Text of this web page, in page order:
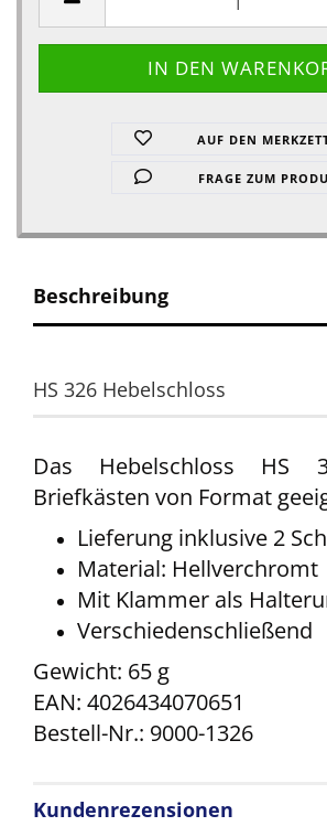
AUF DEN
FRAGE ZUM
Beschreibung
HS 326 Hebelschloss
Das Hebelschloss
Briefkästen von Format
Lieferung inklusive 2
Material: Hellverchromt
Mit Klammer als
Verschiedenschließend
Gewicht: 65 g
EAN: 4026434070651
Bestell-Nr.: 9000-1326
Kundenrezensionen